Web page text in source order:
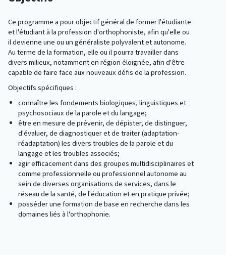
Ce programme a pour objectif général de former l'étudiante
et l'étudiant à la profession d'orthophoniste, afin qu'elle ou
il devienne une ou un généraliste polyvalent et autonome.
Au terme de la formation, elle ou il pourra travailler dans
divers milieux, notamment en région éloignée, afin d'être
capable de faire face aux nouveaux défis de la profession.
Objectifs spécifiques :
connaître les fondements biologiques, linguistiques et
psychosociaux de la parole et du langage;
être en mesure de prévenir, de dépister, de distinguer,
d'évaluer, de diagnostiquer et de traiter (adaptation-
réadaptation) les divers troubles de la parole et du
langage et les troubles associés;
agir efficacement dans des groupes multidisciplinaires et
comme professionnelle ou professionnel autonome au
sein de diverses organisations de services, dans le
réseau de la santé, de l'éducation et en pratique privée;
posséder une formation de base en recherche dans les
domaines liés à l'orthophonie.